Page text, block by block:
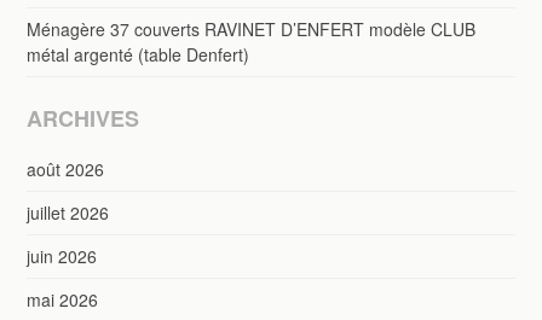
Ménagère 37 couverts RAVINET D’ENFERT modèle CLUB
métal argenté (table Denfert)
ARCHIVES
août 2026
juillet 2026
juin 2026
mai 2026